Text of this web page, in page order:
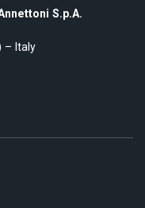
S.p.A.
– Italy